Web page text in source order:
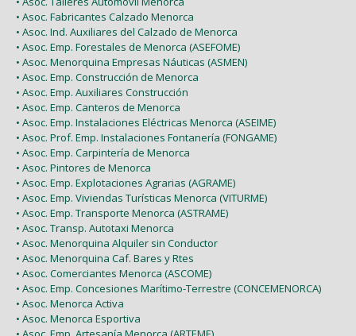
• Asoc. Fabricantes Calzado Menorca
• Asoc. Ind. Auxiliares del Calzado de Menorca
• Asoc. Emp. Forestales de Menorca (ASEFOME)
• Asoc. Menorquina Empresas Náuticas (ASMEN)
• Asoc. Emp. Construcción de Menorca
• Asoc. Emp. Auxiliares Construcción
• Asoc. Emp. Canteros de Menorca
• Asoc. Emp. Instalaciones Eléctricas Menorca (ASEIME)
• Asoc. Prof. Emp. Instalaciones Fontanería (FONGAME)
• Asoc. Emp. Carpintería de Menorca
• Asoc. Pintores de Menorca
• Asoc. Emp. Explotaciones Agrarias (AGRAME)
• Asoc. Emp. Viviendas Turísticas Menorca (VITURME)
• Asoc. Emp. Transporte Menorca (ASTRAME)
• Asoc. Transp. Autotaxi Menorca
• Asoc. Menorquina Alquiler sin Conductor
• Asoc. Menorquina Caf. Bares y Rtes
• Asoc. Comerciantes Menorca (ASCOME)
• Asoc. Emp. Concesiones Marítimo-Terrestre (CONCEMENORCA)
• Asoc. Menorca Activa
• Asoc. Menorca Esportiva